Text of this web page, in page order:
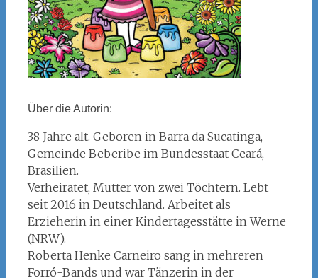
Über die Autorin:
38 Jahre alt. Geboren in Barra da Sucatinga,
Gemeinde Beberibe im Bundesstaat Ceará,
Brasilien.
Verheiratet, Mutter von zwei Töchtern. Lebt
seit 2016 in Deutschland. Arbeitet als
Erzieherin in einer Kindertagesstätte in Werne
(NRW).
Roberta Henke Carneiro sang in mehreren
Forró-Bands und war Tänzerin in der